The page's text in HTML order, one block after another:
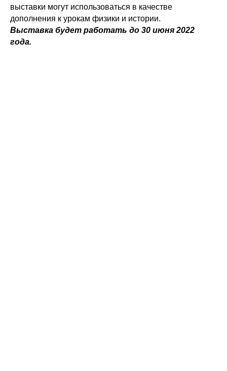
выставки могут использоваться в качестве
дополнения к урокам физики и истории.
Выставка будет работать до 30 июня 2022
года.